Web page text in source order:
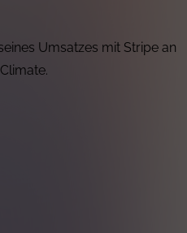
Umsatzes mit Stripe an